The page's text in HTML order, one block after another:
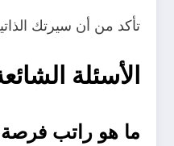
تأكد من أن سيرتك
الأسئلة
ما هو راتب